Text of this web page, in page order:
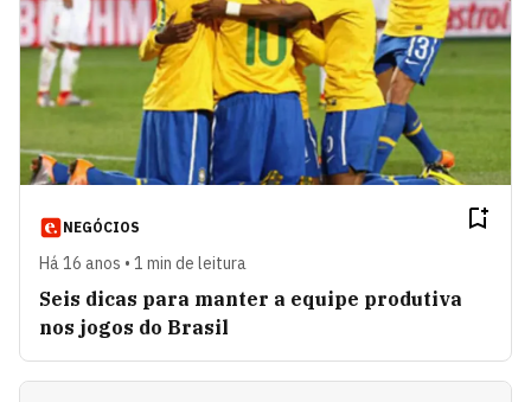
NEGÓCIOS
Há 16 anos • 1 min de leitura
Seis dicas para manter a equipe produtiva
nos jogos do Brasil